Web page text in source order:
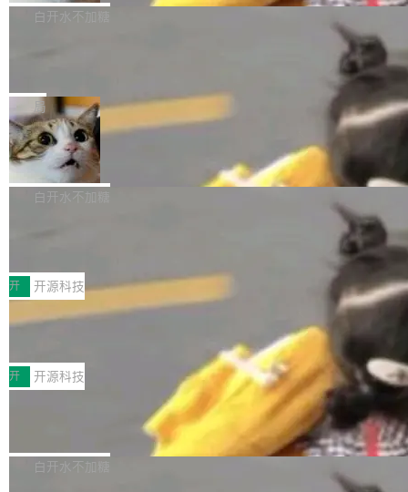
hwlib 硬件 API 库的一部分，命令行工具负责查
改进方向的研究。她是 Thinking Machines 过
一在人才争夺战中失血的公司。六月，Google
连失两员大将：Noam Shazeer 去了 Op...
新日志列出的 9.0 版本主要更新内容如下： 扩
er HE-AAC 960 解码 (DAB+) transpose_cuda
filter 添加 AMF Frame Rate Converter (vf_frc
_amf) filter SMPTE 2094-50 元数据支持和直
通 ProRes RAW VideoToolbox 硬件加速器 AP
V ...
白开水不加糖
Code 在 X 上发帖：「DeepSeek Flash did 8T
tokens on August 1st. 5T of free usage + 3T
on OpenCode Go.」79.8 万次浏览，连带着 #
DeepSeek一天消耗了8万亿# 上了微博热搜——
注意这是 OpenCode 一家的消耗。 OpenCode
不完。」5T 来自免费额度，3T 来自 Go...
局
NetBSD 11.0 正式发布
NetBSD 11.0 现已正式发布，这是 NetBSD 操
作系统的第十八个主要版本。 自 NetBSD 10.1
ve JH71XX 的设备，例如 VisionFive 2、PINE
64 STAR64，以及 QEMU。 增强了对 POSIX.1
-2024 和 C23 编程接口标准的兼容性。 compat
_linux(8) 增强了对 Linux 系统调用的支持，包
括 epoll（围绕 kqueue 实现）、POSIX 消息队
列、...
白开水不加糖
案
享会在上海举办。鸿蒙生态的全场景智慧营销平
台鲸鸿动能协同华为游戏中心，面向游戏行业开
发者及生态伙伴，系统呈现了平台在游戏领域的
完整能力版图——从IAP高价值用户的全周期经
营、到IAA游戏的“买变一体”正循环、再到联运与
广告协同的全链路经营闭环，以及面向全球市场
的出海增长布局。 华为终端云业务商业化销售负
责人在开场致辞中表示，游戏开发者的核心诉求
已不再是“多一个投放渠道”，而是一套能够持续
开 开源科技
技嘉X3D系列再添新成员 B850 AORU
面向AMD Ryzen X3D处理器玩家，技嘉X3D系
列主板阵容迎来新成员——B850 AORUS ELITE
X3D。作为面向主流高性能平台打造的全新主板
产品，B850 AORUS ELITE X3D延续技嘉在X3
D平台优化上的技术积累，旨在为游戏玩家带来
更稳定、更高效的装机选择。 B850 AORUS ELI
开 开源科技
Zadig v5.0 发布：AI 发布专员与 AI 审
我们团队这几天最大的卡点不是 AI 写得不够
好，是 AI 写得太好了。 好到审查排期从两天的
白开水不加糖